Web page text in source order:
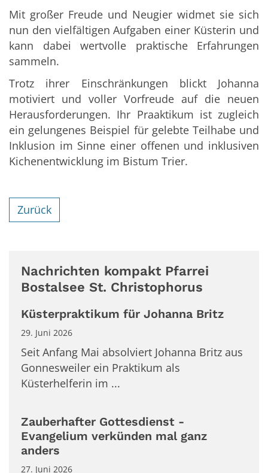
Mit großer Freude und Neugier widmet sie sich
nun den vielfältigen Aufgaben einer Küsterin und
kann dabei wertvolle praktische Erfahrungen
sammeln.
Trotz ihrer Einschränkungen blickt Johanna
motiviert und voller Vorfreude auf die neuen
Herausforderungen. Ihr Praaktikum ist zugleich
ein gelungenes Beispiel für gelebte Teilhabe und
Inklusion im Sinne einer offenen und inklusiven
Kichenentwicklung im Bistum Trier.
Zurück
Nachrichten kompakt Pfarrei
Bostalsee St. Christophorus
Küsterpraktikum für Johanna Britz
29. Juni 2026
Seit Anfang Mai absolviert Johanna Britz aus
Gonnesweiler ein Praktikum als
Küsterhelferin im ...
Zauberhafter Gottesdienst -
Evangelium verkünden mal ganz
anders
27. Juni 2026